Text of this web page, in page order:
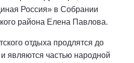
Россия» в Собрании
района Елена Павлова.
отдыха продлятся до
являются частью народной